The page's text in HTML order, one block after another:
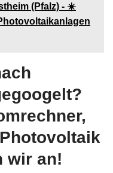
(Pfalz) - ☀️
wir an!